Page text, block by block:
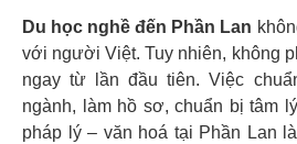
Du học nghề đến Phần Lan
với người Việt. Tuy nhiên, không
ngay từ lần đầu tiên. Việc
ngành, làm hồ sơ, chuẩn bị tâm
pháp lý – văn hoá tại Phần Lan